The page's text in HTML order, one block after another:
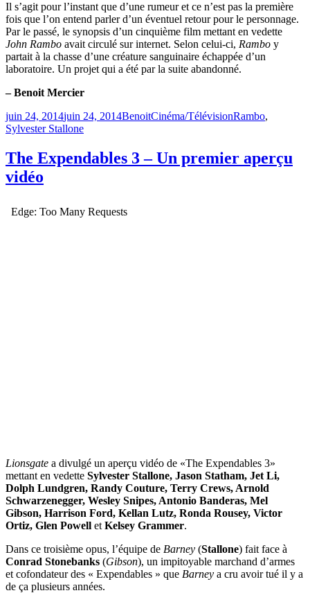
Il s’agit pour l’instant que d’une rumeur et ce n’est pas la première
fois que l’on entend parler d’un éventuel retour pour le personnage.
Par le passé, le synopsis d’un cinquième film mettant en vedette
John Rambo avait circulé sur internet. Selon celui-ci, Rambo y
partait à la chasse d’une créature sanguinaire échappée d’un
laboratoire. Un projet qui a été par la suite abandonné.
– Benoit Mercier
Publié
le
juin 24, 2014juin 24, 2014BenoitCatégories
Cinéma/TélévisionÉtiquettes
Rambo,
Sylvester Stallone
The Expendables 3 – Un premier aperçu
vidéo
Lionsgate a divulgé un aperçu vidéo de «The Expendables 3»
mettant en vedette Sylvester Stallone, Jason Statham, Jet Li,
Dolph Lundgren, Randy Couture, Terry Crews, Arnold
Schwarzenegger, Wesley Snipes, Antonio Banderas, Mel
Gibson, Harrison Ford, Kellan Lutz, Ronda Rousey, Victor
Ortiz, Glen Powell et Kelsey Grammer.
Dans ce troisième opus, l’équipe de Barney (Stallone) fait face à
Conrad Stonebanks (Gibson), un impitoyable marchand d’armes
et cofondateur des « Expendables » que Barney a cru avoir tué il y a
de ça plusieurs années.